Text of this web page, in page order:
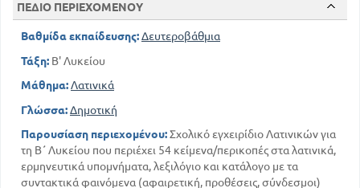
ΠΕΔΙΟ ΠΕΡΙΕΧΟΜΕΝΟΥ
Βαθμίδα εκπαίδευσης:Δευτεροβάθμια
Τάξη: Β' Λυκείου
Μάθημα:Λατινικά
Γλώσσα:Δημοτική
Παρουσίαση περιεχομένου:Σχολικό εγχειρίδιο Λατινικών για
τη Β΄ Λυκείου που περιέχει 54 κείμενα/περικοπές στα λατινικά,
ερμηνευτικά υπομνήματα, λεξιλόγιο και κατάλογο με τα
συντακτικά φαινόμενα (αφαιρετική, προθέσεις, σύνδεσμοι)